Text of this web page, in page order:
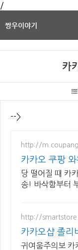
/
짱우이야기
카
-->
http://
카카오 쿠팡
당 떨어질 때 카
송! 바삭함부터
http://
카카오샵 졸리
귀여움주의보 카